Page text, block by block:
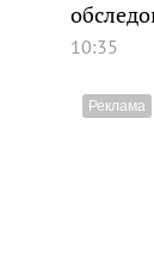
10:35